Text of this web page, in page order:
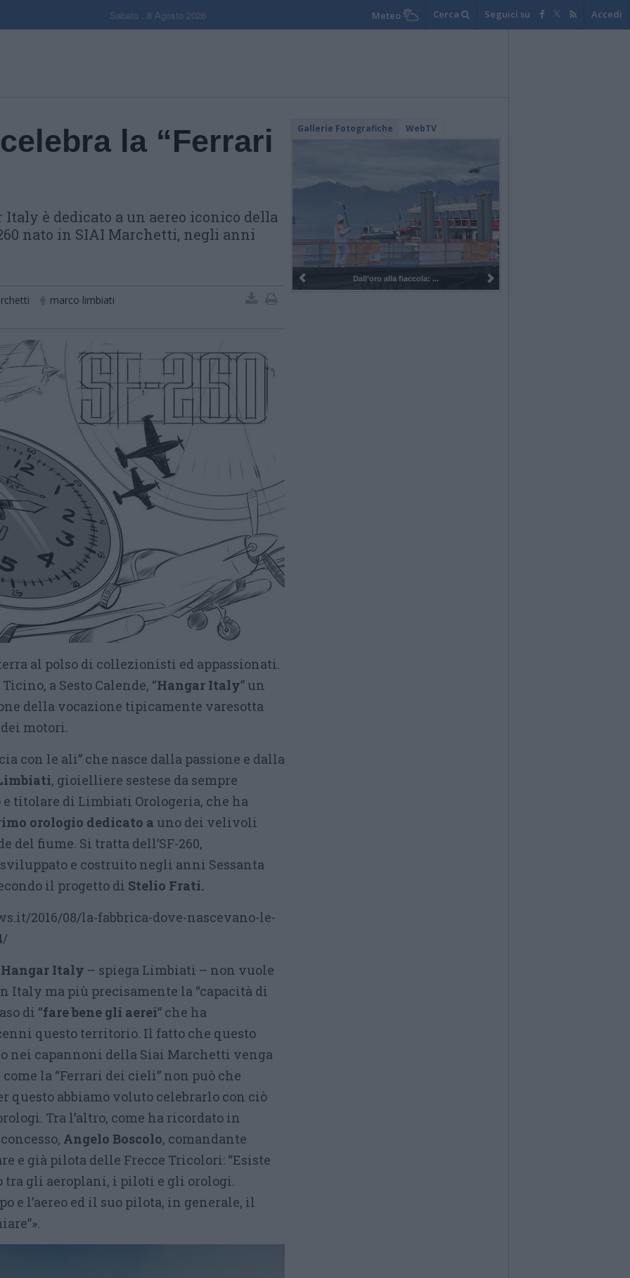
Sabato , 8 Agosto 2026 Meteo Cerca Seguici su Accedi
la “Ferrari
è dedicato a un aereo iconico della
nato in SIAI Marchetti, negli anni
marco limbiati
al polso di collezionisti ed appassionati.
a Sesto Calende, “Hangar Italy” un
della vocazione tipicamente varesotta
motori.
con le ali” che nasce dalla passione e dalla
, gioielliere sestese da sempre
titolare di Limbiati Orologeria, che ha
orologio dedicato a uno dei velivoli
del fiume. Si tratta dell’SF-260,
sviluppato e costruito negli anni Sessanta
il progetto di Stelio Frati.
2016/08/la-fabbrica-dove-nascevano-le-
Hangar Italy – spiega Limbiati – non vuole
Italy ma più precisamente la “capacità di
di “fare bene gli aerei” che ha
questo territorio. Il fatto che questo
nei capannoni della Siai Marchetti venga
la “Ferrari dei cieli” non può che
questo abbiamo voluto celebrarlo con ciò
Tra l’altro, come ha ricordato in
Angelo Boscolo, comandante
e già pilota delle Frecce Tricolori: “Esiste
tra gli aeroplani, i piloti e gli orologi.
e l’aereo ed il suo pilota, in generale, il
Gallerie Fotografiche WebTV
I 100 anni del Corpo Musicale di